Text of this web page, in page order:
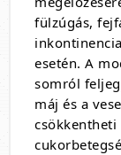
fülzúgás,
esetén. A
somról
máj és a
csökkentheti